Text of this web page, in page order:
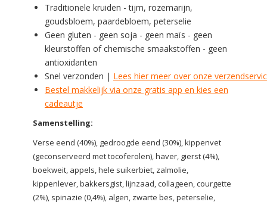
Traditionele kruiden - tijm, rozemarijn,
goudsbloem, paardebloem, peterselie
Geen gluten - geen soja - geen maïs - geen
kleurstoffen of chemische smaakstoffen - geen
antioxidanten
Snel verzonden | Lees hier meer over onze
Bestel makkelijk via onze gratis app en kies een
cadeautje
Samenstelling:
Verse eend (40%), gedroogde eend (30%), kippenvet
(geconserveerd met tocoferolen), haver, gierst (4%),
boekweit, appels, hele suikerbiet, zalmolie,
kippenlever, bakkersgist, lijnzaad, collageen, courgette
(2%), spinazie (0,4%), algen, zwarte bes, peterselie,